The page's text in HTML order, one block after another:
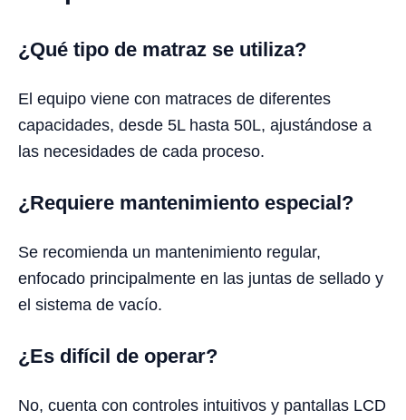
¿Qué tipo de matraz se utiliza?
El equipo viene con matraces de diferentes
capacidades, desde 5L hasta 50L, ajustándose a
las necesidades de cada proceso.
¿Requiere mantenimiento especial?
Se recomienda un mantenimiento regular,
enfocado principalmente en las juntas de sellado y
el sistema de vacío.
¿Es difícil de operar?
No, cuenta con controles intuitivos y pantallas LCD